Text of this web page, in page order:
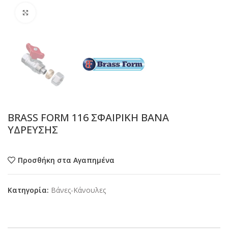
BRASS FORM 116 ΣΦΑΙΡΙΚΗ ΒΑΝΑ
ΥΔΡΕΥΣΗΣ
Προσθήκη στα Αγαπημένα
Κατηγορία: Βάνες-Κάνουλες